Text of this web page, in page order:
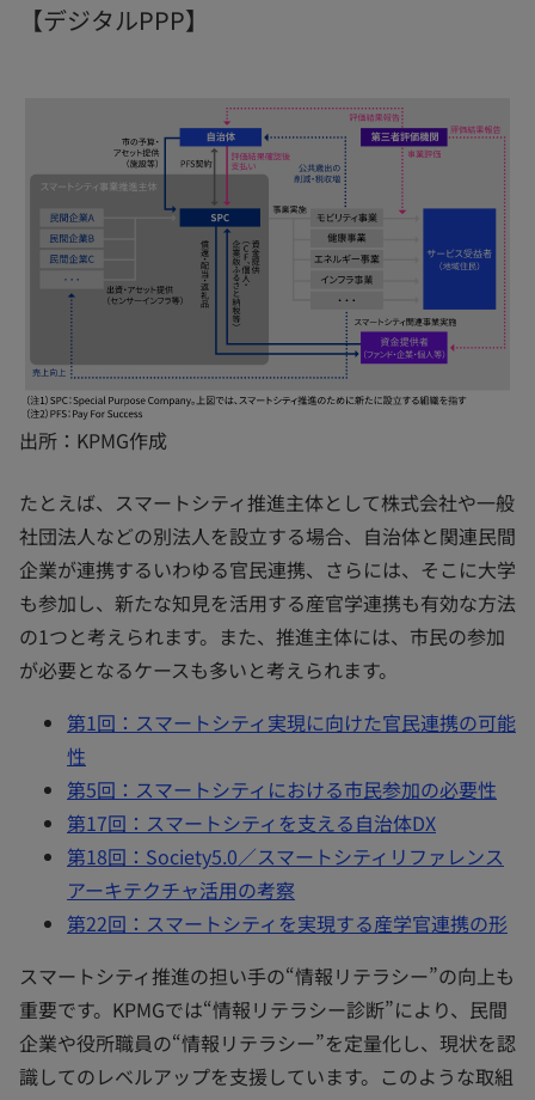
【デジタルPPP】
出所：KPMG作成
たとえば、スマートシティ推進主体として株式会社や一般
社団法人などの別法人を設立する場合、自治体と関連民間
企業が連携するいわゆる官民連携、さらには、そこに大学
も参加し、新たな知見を活用する産官学連携も有効な方法
の1つと考えられます。また、推進主体には、市民の参加
が必要となるケースも多いと考えられます。
第1回：スマートシティ実現に向けた官民連携の可能
性
第5回：スマートシティにおける市民参加の必要性
第17回：スマートシティを支える自治体DX
第18回：Society5.0／スマートシティリファレンス
アーキテクチャ活用の考察
第22回：スマートシティを実現する産学官連携の形
スマートシティ推進の担い手の“情報リテラシー”の向上も
重要です。KPMGでは“情報リテラシー診断”により、民間
企業や役所職員の“情報リテラシー”を定量化し、現状を認
識してのレベルアップを支援しています。このような取組